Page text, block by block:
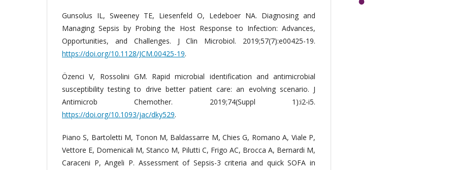
Gunsolus IL, Sweeney TE, Liesenfeld O, Ledeboer NA. Diagnosing and
Managing Sepsis by Probing the Host Response to Infection: Advances,
Opportunities, and Challenges. J Clin Microbiol. 2019;57(7):e00425-19.
https://doi.org/10.1128/JCM.00425-19.
Özenci V, Rossolini GM. Rapid microbial identification and antimicrobial
susceptibility testing to drive better patient care: an evolving scenario. J
Antimicrob Chemother. 2019;74(Suppl 1):i2-i5.
https://doi.org/10.1093/jac/dky529.
Piano S, Bartoletti M, Tonon M, Baldassarre M, Chies G, Romano A, Viale P,
Vettore E, Domenicali M, Stanco M, Pilutti C, Frigo AC, Brocca A, Bernardi M,
Caraceni P, Angeli P. Assessment of Sepsis-3 criteria and quick SOFA in